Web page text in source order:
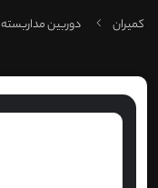
کمیران دوربین مداربسته